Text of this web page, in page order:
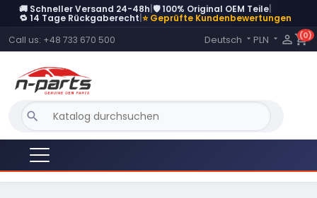
🚚 Schneller Versand 24-48h 🛡️ 100% Original OEM Teile
🔁 14 Tage Rückgaberecht ⭐ Geprüfte Kundenbewertungen
Call us: +48 733 670 500 Language:
Deutsch  PLN   shopping_cart
(0)
search
DERZEIT NICHT AUF LAGER